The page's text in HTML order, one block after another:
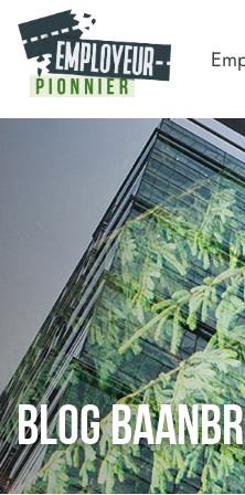
BLOG